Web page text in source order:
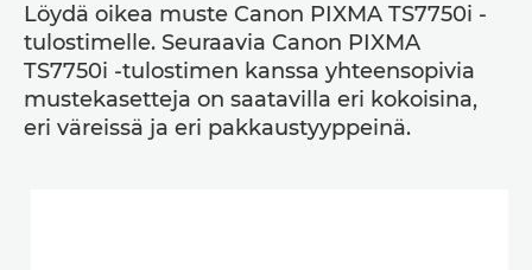
Löydä oikea muste Canon PIXMA TS7750i -
tulostimelle. Seuraavia Canon PIXMA
TS7750i -tulostimen kanssa yhteensopivia
mustekasetteja on saatavilla eri kokoisina,
eri väreissä ja eri pakkaustyyppeinä.